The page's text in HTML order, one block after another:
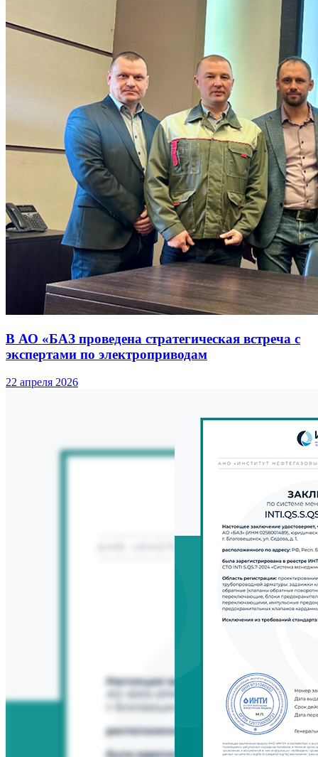
В АО «БАЗ проведена стратегическая встреча с
экспертами по электроприводам
22 апреля 2026